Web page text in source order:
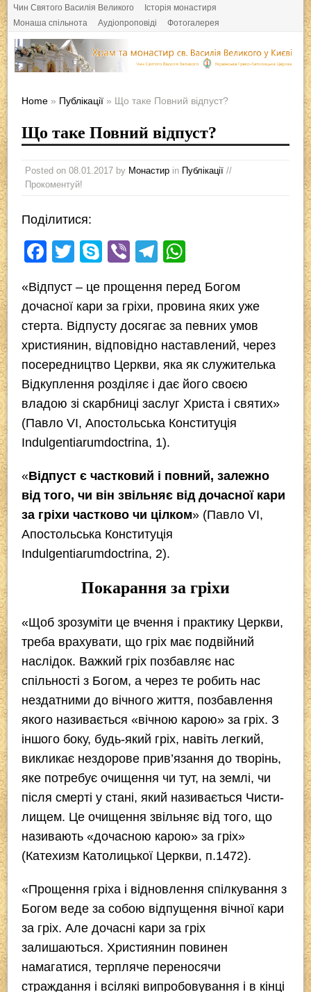
Чин Святого Василія Великого
Історія монастиря
Монаша спільнота
Аудіопроповіді Фотогалерея
Home » Публікації » Що таке Повний відпуст?
Що таке Повний відпуст?
Posted on08.01.2017 by Монастир in Публікації //
Прокоментуй!
Поділитися:
F
c
e
b
o
o
k
T
tt
er
S
p
e
Vi
er
T
e
gr
a
m
at
s
A
p
p
«Відпуст – це прощення перед Богом
дочасної кари за гріхи, провина яких уже
стерта. Відпусту досягає за певних умов
християнин, відповідно наставлений, через
посередництво Церкви, яка як служителька
Відкуплення розділяє і дає його своєю
владою зі скарбниці заслуг Христа і святих»
(Павло VI, Апостольська Конституція
Indulgentiarumdoctrina, 1).
«Відпуст є частковий і повний, залежно
від того, чи він звільняє від дочасної кари
за гріхи частково чи цілком» (Павло VI,
Апостольська Конституція
Indulgentiarumdoctrina, 2).
Покарання за гріхи
«Щоб зрозуміти це вчення і практику Церкви,
треба враху­вати, що гріх має подвійний
наслідок. Важкий гріх позбавляє нас
спільності з Богом, а через те робить нас
нездатними до вічного життя, позбавлення
якого називається «вічною карою» за гріх. З
іншого боку, будь-який гріх, навіть легкий,
викликає нездорове прив’язання до творінь,
яке потребує очищення чи тут, на землі, чи
після смерті у стані, який називається Чисти­
ли­щем. Це очищення звільняє від того, що
називають «дочас­ною карою» за гріх»
(Катехизм Католицької Церкви, п.1472).
«Прощення гріха і відновлення спілкування з
Богом веде за собою відпущення вічної кари
за гріх. Але дочасні кари за гріх
залишаються. Християнин повинен
намагатися, терпляче переносячи
страждання і всілякі випробовування і в кінці